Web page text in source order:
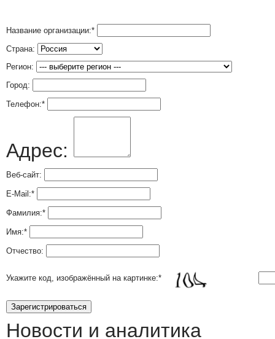
Название организации:*
Страна:
Регион:
Город:
Телефон:*
Адрес:
Веб-сайт:
E-Mail:*
Фамилия:*
Имя:*
Отчество:
Укажите код, изображённый на картинке:*
Новости и аналитика